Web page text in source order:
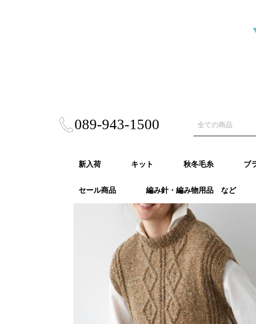
089-943-1500
新入荷 キット
秋冬キット Puppy
ハマナ
ダイヤ
LANG
Katia
オリム
春夏キット Puppy
ハマナ
ダイヤ
あみぐるみ・雑貨
風工房キット
東海えりかキット
ビヨンドザリーフ
秋冬毛糸
Puppy (パピー) 秋
RICHMORE（リッチ
DARUMA（ダルマ）
ハマナカ 秋冬
NASKA（内藤商
ダイヤモンド毛糸
ニッケビクター 秋
スキー（元廣）秋冬
オリムパス 秋冬
LANG（ラング）秋
Katia（カティア）
Opal（オパール）秋
REGIA（レギア）秋
PRO LANA（プロラ
Woolly Hugs（ウー
malabrigo（マラブ
ROWAN (ローワ
alize (アリゼ）秋冬
Knit Pro（ニットプ
Urthyarns（アース
LAINES du
ノール）秋冬
DMC
ブ
セール商品
編針・輪針セット・
オパール毛糸・特別
編み針・編み物用品 など
かぎ針
２本針
4本針・５本針
輪針
輪針セット
かぎ針セット
編み物用品
ゲージメジャー・製図用
紙 他